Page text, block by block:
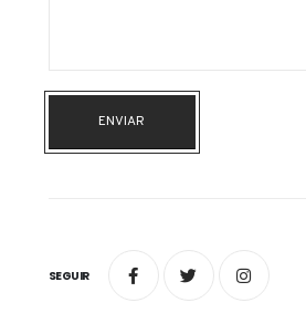
ENVIAR
SEGUIR